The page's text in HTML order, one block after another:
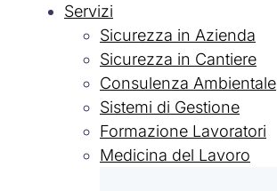
Servizi
Sicurezza in Azienda
Sicurezza in Cantiere
Consulenza Ambientale
Sistemi di Gestione
Formazione Lavoratori
Medicina del Lavoro